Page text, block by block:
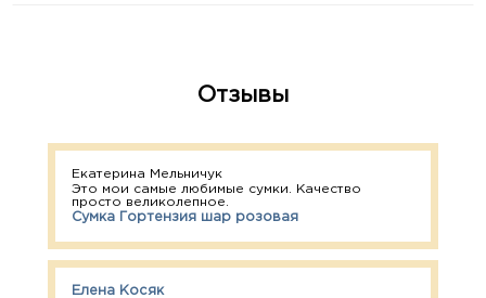
Отзывы
Екатерина Мельничук
Это мои самые любимые сумки. Качество
просто великолепное.
Сумка Гортензия шар розовая
Елена Косяк